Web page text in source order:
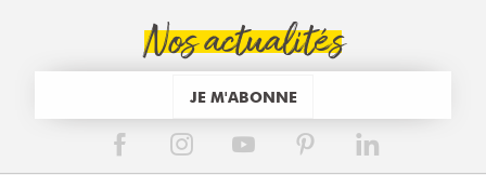
Nos actualités
JE M'ABONNE